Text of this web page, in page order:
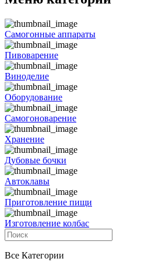
Самогонные аппараты
Пивоварение
Виноделие
Оборудование
Самогоноварение
Хранение
Дубовые бочки
Автоклавы
Приготовление пищи
Изготовление колбас
Все Категории